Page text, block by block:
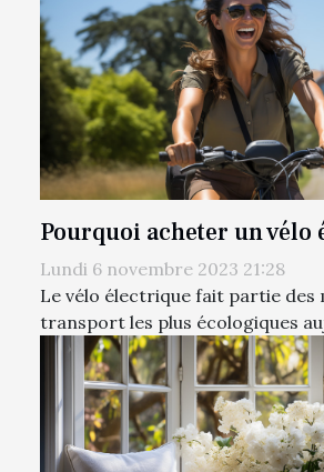
Pourquoi acheter un vélo
Lundi 6 novembre 2023 21:28
Le vélo électrique fait partie des
transport les plus écologiques